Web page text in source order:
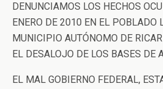
DENUNCIAMOS LOS HECHOS
ENERO DE 2010 EN EL POBLADO
MUNICIPIO AUTÓNOMO DE
EL DESALOJO DE LOS BASES DE
EL MAL GOBIERNO FEDERAL,